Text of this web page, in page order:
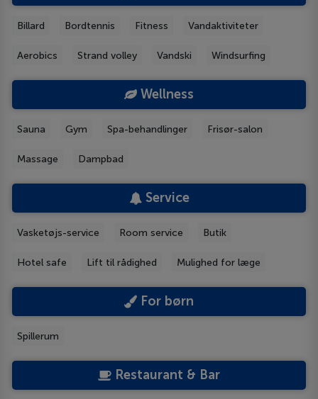
Billard Bordtennis Fitness Vandaktiviteter
Aerobics Strand volley Vandski Windsurfing
Wellness
Sauna Gym Spa-behandlinger Frisør-salon
Massage Dampbad
Service
Vasketøjs-service Room service Butik
Hotel safe Lift til rådighed Mulighed for læge
For børn
Spillerum
Restaurant & Bar